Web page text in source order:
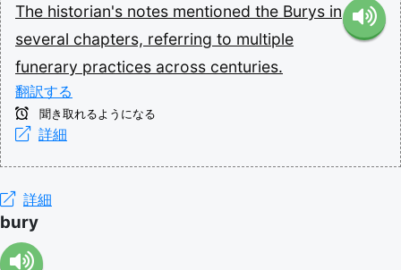
The historian's notes mentioned the Burys in
several chapters, referring to multiple
funerary practices across centuries.
翻訳する
聞き取れるようになる
詳細
詳細
bury